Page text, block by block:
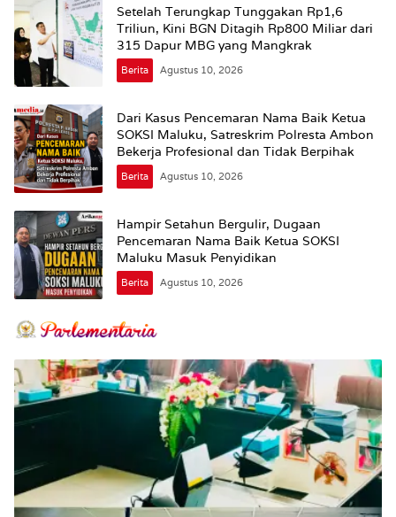
Setelah Terungkap Tunggakan Rp1,6
Triliun, Kini BGN Ditagih Rp800 Miliar dari
315 Dapur MBG yang Mangkrak
Berita Agustus 10, 2026
Dari Kasus Pencemaran Nama Baik Ketua
SOKSI Maluku, Satreskrim Polresta Ambon
Bekerja Profesional dan Tidak Berpihak
Berita Agustus 10, 2026
Hampir Setahun Bergulir, Dugaan
Pencemaran Nama Baik Ketua SOKSI
Maluku Masuk Penyidikan
Berita Agustus 10, 2026